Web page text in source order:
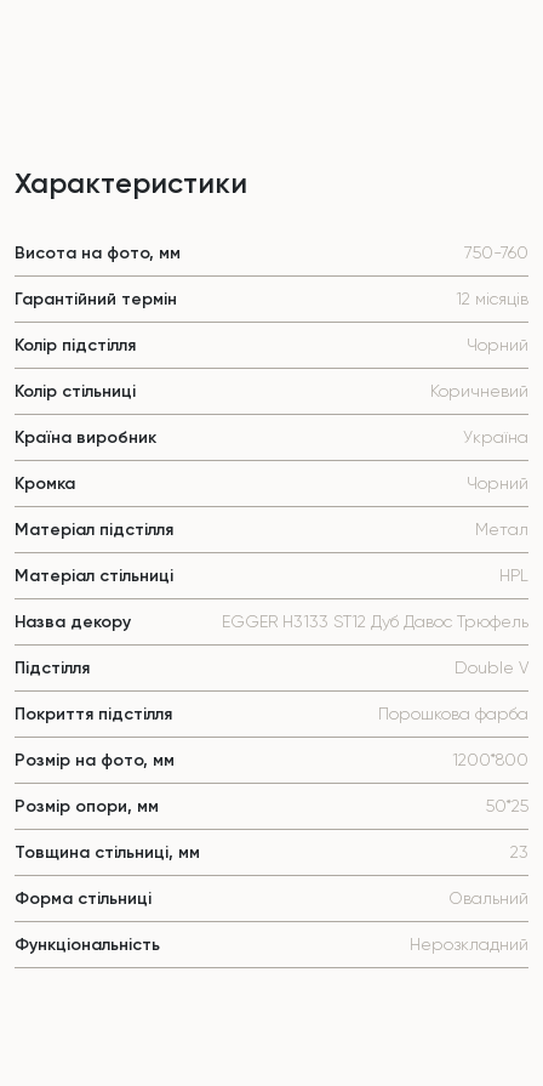
Характеристики
Висота на фото, мм 750-760
Гарантійний термін 12 місяців
Колір підстілля Чорний
Колір стільниці Коричневий
Країна виробник Україна
Кромка Чорний
Матеріал підстілля Метал
Матеріал стільниці HPL
Назва декору EGGER Н3133 ST12 Дуб Давос Трюфель
Підстілля Double V
Покриття підстілля Порошкова фарба
Розмір на фото, мм 1200*800
Розмір опори, мм 50*25
Товщина стільниці, мм 23
Форма стільниці Овальний
Функціональність Нерозкладний